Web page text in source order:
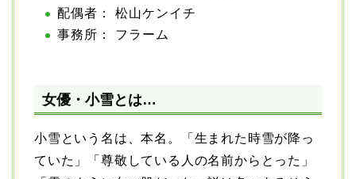
配偶者： 松山ケンイチ
事務所： フラーム
女優・小雪とは…
小雪という名は、本名。「生まれた時雪が降っ
ていた」「尊敬している人の名前からとった」